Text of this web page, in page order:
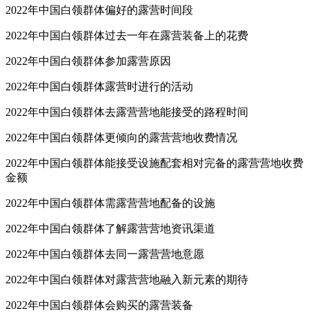
2022年中国白领群体偏好的露营时间段
2022年中国白领群体过去一年在露营装备上的花费
2022年中国白领群体参加露营原因
2022年中国白领群体露营时进行的活动
2022年中国白领群体去露营营地能接受的路程时间
2022年中国白领群体更倾向的露营营地收费情况
2022年中国白领群体能接受设施配套相对完备的露营营地收费
金额
2022年中国白领群体需露营营地配备的设施
2022年中国白领群体了解露营营地资讯渠道
2022年中国白领群体去同一露营营地意愿
2022年中国白领群体对露营营地融入新元素的期待
2022年中国白领群体会购买的露营装备